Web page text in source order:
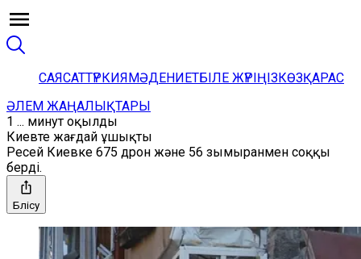
САЯСАТТҮРКИЯМӘДЕНИЕТБІЛЕ ЖҮРІҢІЗКӨЗҚАРАС
ӘЛЕМ ЖАҢАЛЫҚТАРЫ
1 ... минут оқылды
Киевте жағдай ұшықты
Ресей Киевке 675 дрон және 56 зымыранмен соққы
берді.
Бөлісу